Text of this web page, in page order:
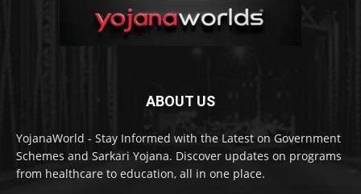
ABOUT US
YojanaWorld - Stay Informed with the Latest on Government
Schemes and Sarkari Yojana. Discover updates on programs
from healthcare to education, all in one place.